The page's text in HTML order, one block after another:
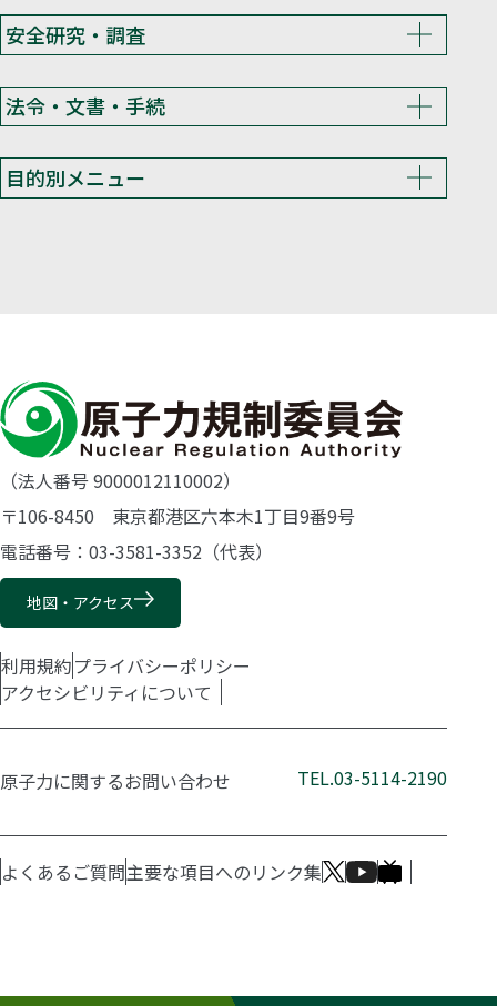
安全研究・調査
法令・文書・手続
目的別メニュー
（法人番号 9000012110002）
〒106-8450 東京都港区六本木1丁目9番9号
電話番号：03-3581-3352（代表）
地図・アクセス
利用規約プライバシーポリシー
アクセシビリティについて
原子力に関するお問い合わせ TEL.03-5114-2190
よくあるご質問主要な項目へのリンク集